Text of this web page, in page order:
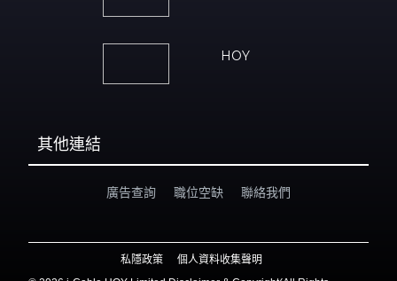
HOY
其他連結
廣告查詢 職位空缺 聯絡我們
私隱政策
個人資料收集聲明